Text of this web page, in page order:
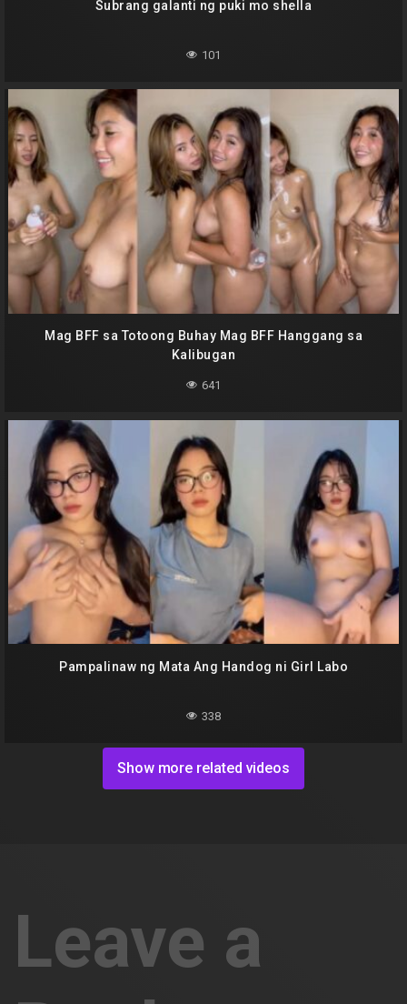
Subrang galanti ng puki mo shella
101
Mag BFF sa Totoong Buhay Mag BFF Hanggang sa
Kalibugan
641
Pampalinaw ng Mata Ang Handog ni Girl Labo
338
Show more related videos
Leave a